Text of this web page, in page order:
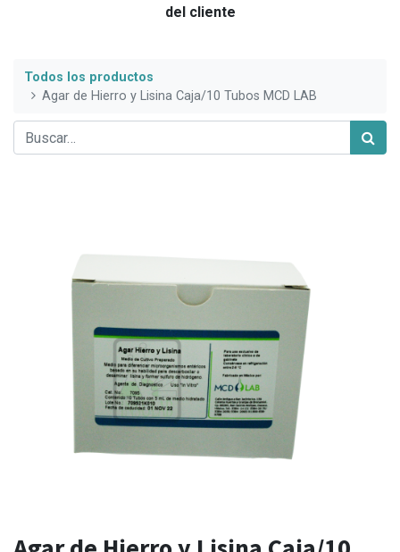
del cliente
Todos los productos
Agar de Hierro y Lisina Caja/10 Tubos MCD LAB